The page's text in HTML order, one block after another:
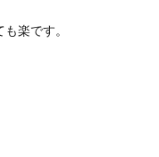
楽です。